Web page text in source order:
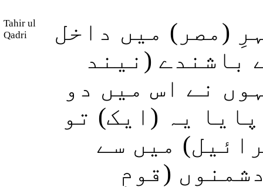
Tahir ul
Qadri
(مصر) میں داخل
باشندے (نیند
نے اس میں دو
یہ (ایک) تو
میں سے
(قومِ